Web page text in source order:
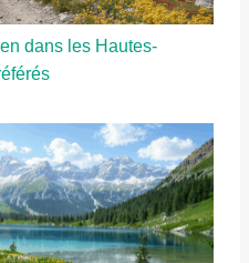
dans les Hautes-